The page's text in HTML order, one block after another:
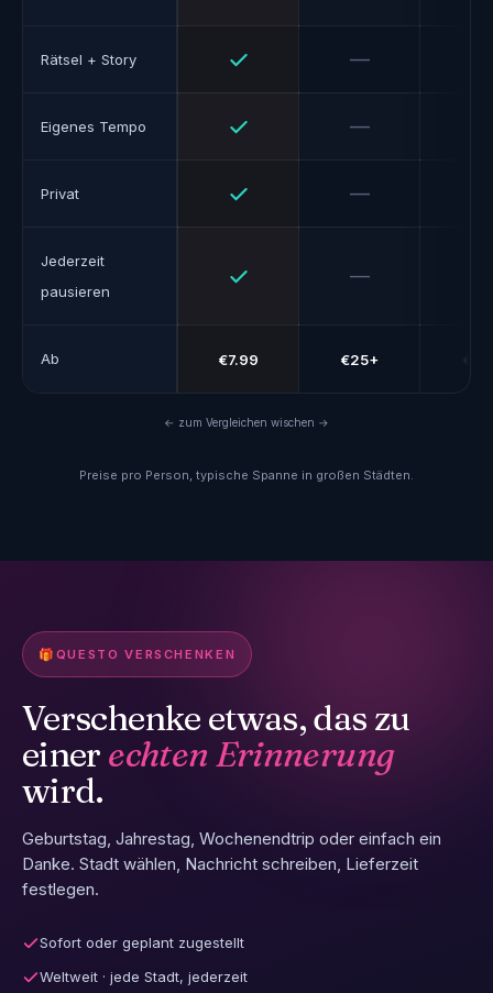
Rätsel + Story —Nein
Eigenes Tempo —Nein
Privat —Nein
Jederzeit
pausieren
—Nein
Ab €7.99 €25+
← zum Vergleichen wischen →
Preise pro Person, typische Spanne in großen Städten.
🎁 QUESTO VERSCHENKEN
Verschenke etwas, das zu
einer echten Erinnerung
wird.
Geburtstag, Jahrestag, Wochenendtrip oder einfach ein
Danke. Stadt wählen, Nachricht schreiben, Lieferzeit
festlegen.
Sofort oder geplant zugestellt
Weltweit · jede Stadt, jederzeit